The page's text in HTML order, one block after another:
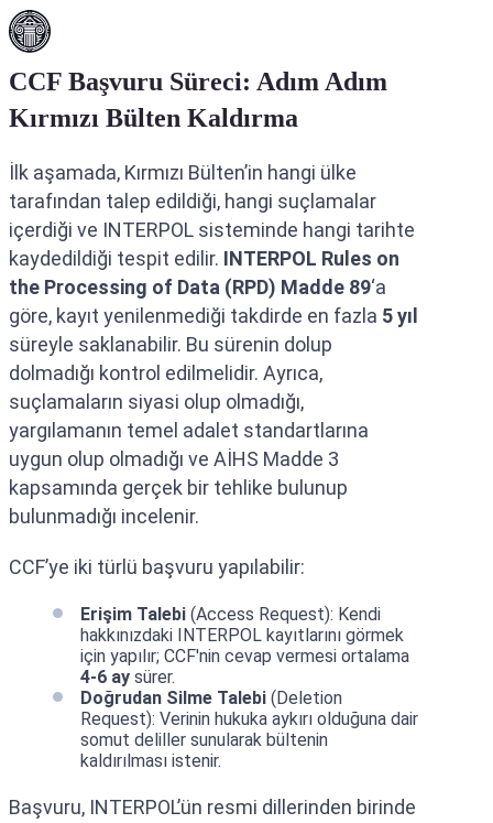
CCF Başvuru Süreci: Adım Adım
Kırmızı Bülten Kaldırma
İlk aşamada, Kırmızı Bülten’in hangi ülke
tarafından talep edildiği, hangi suçlamalar
içerdiği ve INTERPOL sisteminde hangi tarihte
kaydedildiği tespit edilir. INTERPOL Rules on
the Processing of Data (RPD) Madde 89‘a
göre, kayıt yenilenmediği takdirde en fazla 5 yıl
süreyle saklanabilir. Bu sürenin dolup
dolmadığı kontrol edilmelidir. Ayrıca,
suçlamaların siyasi olup olmadığı,
yargılamanın temel adalet standartlarına
uygun olup olmadığı ve AİHS Madde 3
kapsamında gerçek bir tehlike bulunup
bulunmadığı incelenir.
CCF’ye iki türlü başvuru yapılabilir:
Erişim Talebi (Access Request): Kendi
hakkınızdaki INTERPOL kayıtlarını görmek
için yapılır; CCF'nin cevap vermesi ortalama
4-6 ay sürer.
Doğrudan Silme Talebi (Deletion
Request): Verinin hukuka aykırı olduğuna dair
somut deliller sunularak bültenin
kaldırılması istenir.
Başvuru, INTERPOL’ün resmi dillerinden birinde